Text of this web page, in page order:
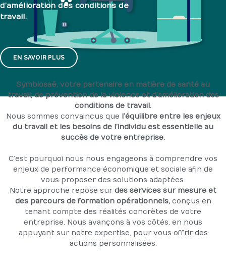
d’amélioration des conditions de
travail.
EN SAVOIR PLUS
Symbiosaë, votre partenaire en matière de santé au
travail, de prévention de la violence et d’amélioration des
conditions de travail.
Nous sommes convaincus que l’équilibre entre les enjeux
du travail et les besoins de l’individu est essentielle au
succès de votre entreprise.
C’est pourquoi nous nous engageons à comprendre vos
enjeux de performance économique et sociale afin de
vous proposer des solutions adaptées.
Notre approche repose sur des services sur mesure et
des parcours de formation opérationnels,conçus en
tenant compte des réalités concrètes de votre
entreprise. Nous avançons à vos côtés, en nous
appuyant sur notre expertise, pour vous offrir des
actions personnalisées.